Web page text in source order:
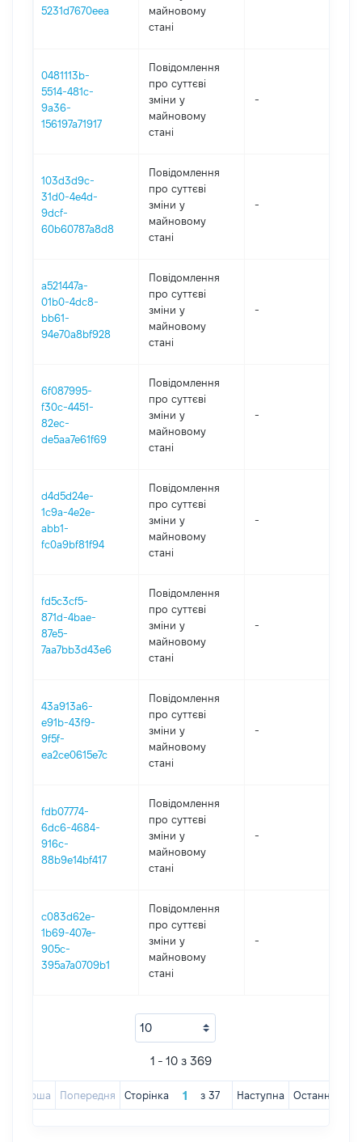
5231d7670eea
майновому
стані
0481113b-
5514-481c-
9a36-
156197a71917
Повідомлення
про суттєві
зміни y
майновому
стані
-
103d3d9c-
31d0-4e4d-
9dcf-
60b60787a8d8
Повідомлення
про суттєві
зміни y
майновому
стані
-
a521447a-
01b0-4dc8-
bb61-
94e70a8bf928
Повідомлення
про суттєві
зміни y
майновому
стані
-
6f087995-
f30c-4451-
82ec-
de5aa7e61f69
Повідомлення
про суттєві
зміни y
майновому
стані
-
d4d5d24e-
1c9a-4e2e-
abb1-
fc0a9bf81f94
Повідомлення
про суттєві
зміни y
майновому
стані
-
fd5c3cf5-
871d-4bae-
87e5-
7aa7bb3d43e6
Повідомлення
про суттєві
зміни y
майновому
стані
-
43a913a6-
e91b-43f9-
9f5f-
ea2ce0615e7c
Повідомлення
про суттєві
зміни y
майновому
стані
-
fdb07774-
6dc6-4684-
916c-
88b9e14bf417
Повідомлення
про суттєві
зміни y
майновому
стані
-
c083d62e-
1b69-407e-
905c-
395a7a0709b1
Повідомлення
про суттєві
зміни y
майновому
стані
-
1 - 10 з 369
Перша Попередня Сторінка з 37 Наступна Остання